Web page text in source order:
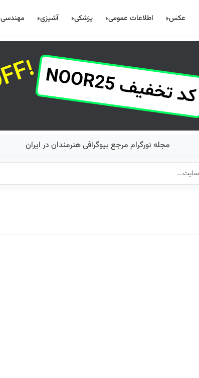
عکس اطلاعات عمومی پزشکی آشپزی مهندسی
مجله نورگرام مرجع بیوگرافی هنرمندان در ایران